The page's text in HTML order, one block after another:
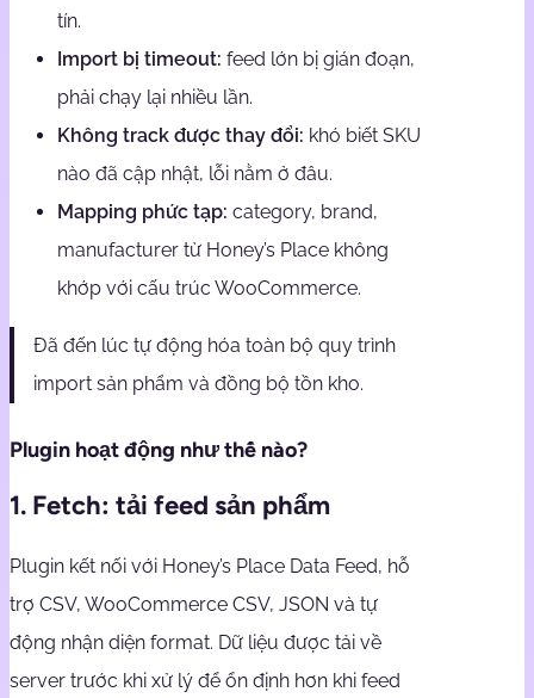
tín.
Import bị timeout: feed lớn bị gián đoạn,
phải chạy lại nhiều lần.
Không track được thay đổi: khó biết SKU
nào đã cập nhật, lỗi nằm ở đâu.
Mapping phức tạp: category, brand,
manufacturer từ Honey’s Place không
khớp với cấu trúc WooCommerce.
Đã đến lúc tự động hóa toàn bộ quy trình
import sản phẩm và đồng bộ tồn kho.
Plugin hoạt động như thế nào?
1. Fetch: tải feed sản phẩm
Plugin kết nối với Honey’s Place Data Feed, hỗ
trợ CSV, WooCommerce CSV, JSON và tự
động nhận diện format. Dữ liệu được tải về
server trước khi xử lý để ổn định hơn khi feed